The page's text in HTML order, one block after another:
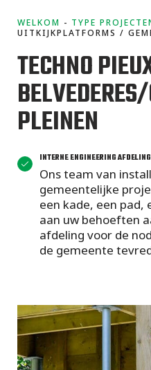
WELKOM
TYPE
UITKIJKPLATFORMS /
TECHNO
PLEINEN
INTERNE ENGINEERING AFDELING
Ons team van
gemeentelijke
een kade, een pad,
aan uw behoeften
afdeling voor de
de gemeente